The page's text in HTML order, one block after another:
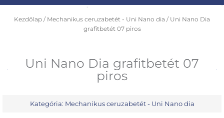
Kezdőlap / Mechanikus ceruzabetét - Uni Nano dia / Uni Nano Dia
grafitbetét 07 piros
Uni Nano Dia grafitbetét 07
piros
Kategória: Mechanikus ceruzabetét - Uni Nano dia